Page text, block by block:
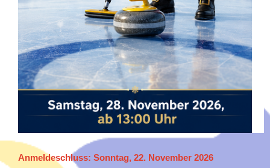
Anmeldeschluss: Sonntag, 22. November 2026